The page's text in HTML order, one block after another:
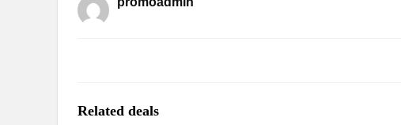
Related deals